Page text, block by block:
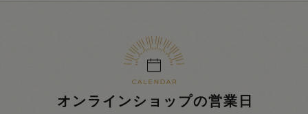
オンラインショップの営業日